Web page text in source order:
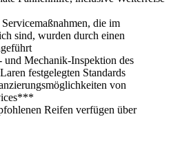
die im
sind, wurden durch einen
und Mechanik-Inspektion des
festgelegten Standards
von
Reifen verfügen über